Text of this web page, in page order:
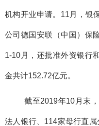
机构开业申请。11月，银
公司德国安联（中国）保
1-10月，还批准外资银行
金共计152.72亿元。
截至2019年10月末
法人银行、114家母行直